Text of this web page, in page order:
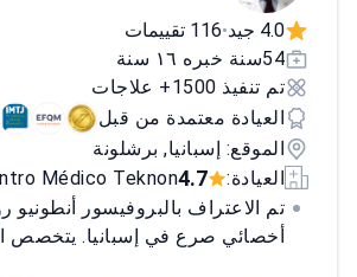
4.0 جيد •116 تقييمات
54سنة خبره ١٦ سنة
تم تنفيذ 1500+ علاجات
العيادة معتمدة من قبل
الموقع: إسبانيا, برشلونة
العيادة:
4.7
Médico Teknon
تم الاعتراف بالبروفيسور
أخصائي صرع في إسبانيا. يتخصص
العلاج غير الجراحي لمراحل الصرع